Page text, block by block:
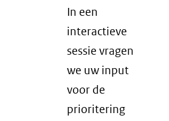
In een
interactieve
sessie vragen
we uw input
voor de
prioritering